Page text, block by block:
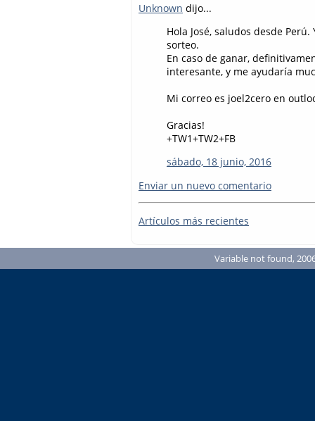
Unknown dijo...
Hola José, saludos desde
sorteo.
En caso de ganar,
interesante, y me ayudaría
Mi correo es joel2cero en
Gracias!
+TW1+TW2+FB
sábado, 18 junio, 2016
Enviar un nuevo comentario
Artículos más recientes
Variable not found,